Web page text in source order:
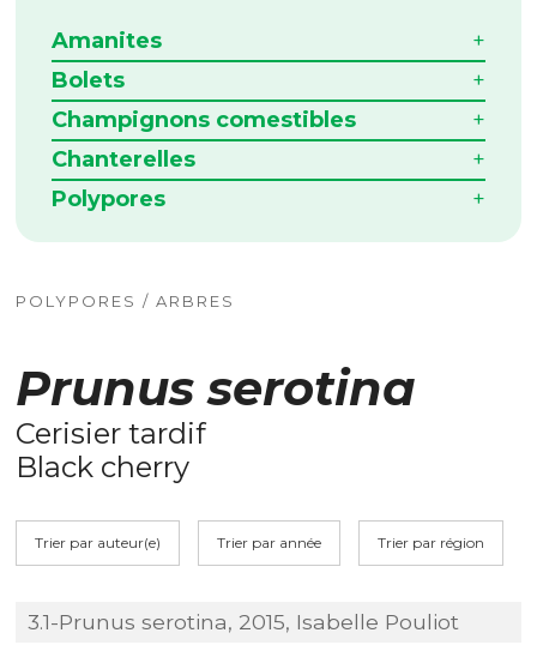
Amanites
Bolets
Champignons comestibles
Chanterelles
Polypores
POLYPORES / ARBRES
Prunus serotina
Cerisier tardif
Black cherry
Trier par auteur(e) Trier par année Trier par région
3.1-Prunus serotina, 2015, Isabelle Pouliot